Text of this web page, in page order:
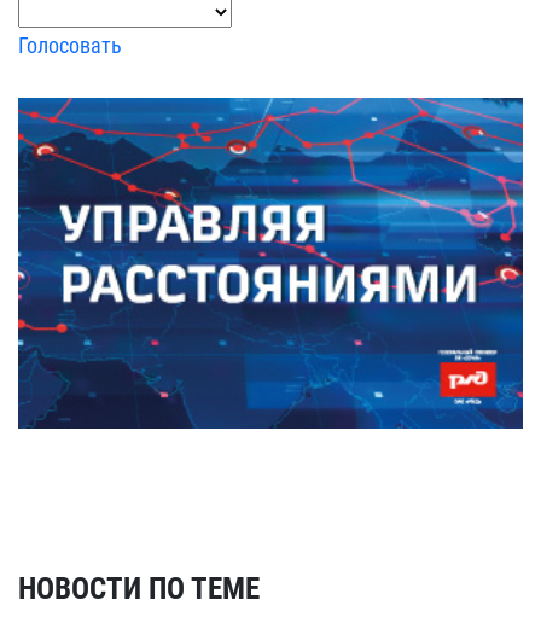
Голосовать
НОВОСТИ ПО ТЕМЕ